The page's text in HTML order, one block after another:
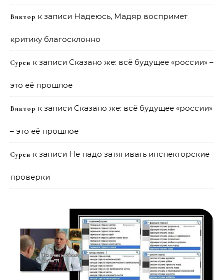
Виктор к записи Надеюсь, Мадяр воспримет
критику благосклонно
Сурен к записи Сказано же: всё будущее «россии» –
это её прошлое
Виктор к записи Сказано же: всё будущее «россии»
– это её прошлое
Сурен к записи Не надо затягивать инспекторские
проверки